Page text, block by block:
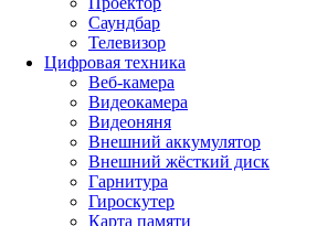
Саундбар
Телевизор
Цифровая техника
Веб-камера
Видеокамера
Видеоняня
Внешний аккумулятор
Внешний жёсткий диск
Гарнитура
Гироскутер
Карта памяти